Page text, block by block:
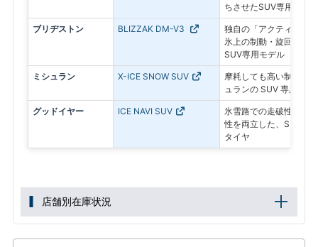
ちさせたSUV専用モデル
ブリヂストン BLIZZAK DM-V3
独自の「アクティブ発
氷上の制動・旋回性能
SUV専用モデル
ミシュラン X-ICE SNOW SUV
摩耗しても高い制動力
ュランの SUV 専用スタ
グッドイヤー ICE NAVI SUV
氷雪路での走破性とド
性を両立した、SUV専
タイヤ
店舗別在庫状況